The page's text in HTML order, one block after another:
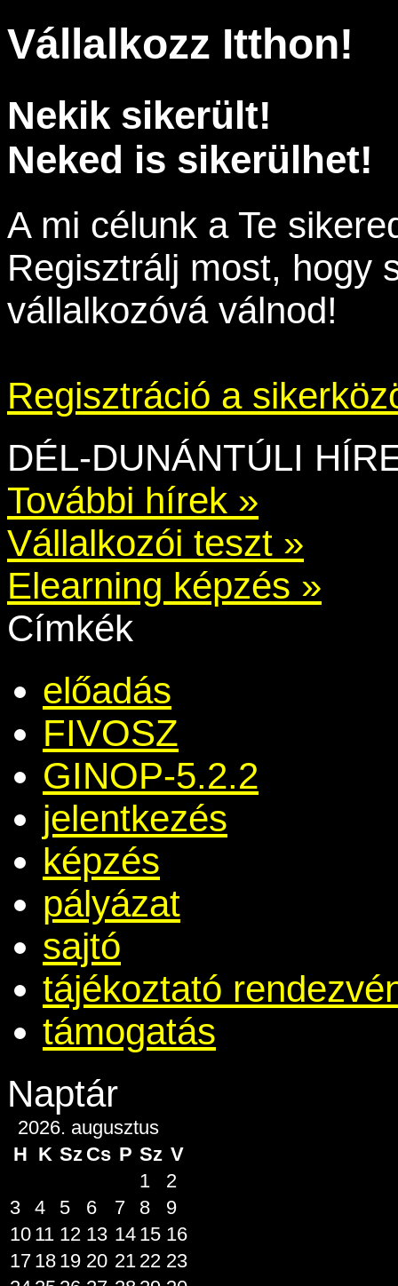
Vállalkozz Itthon!
Nekik sikerült!
Neked is sikerülhet!
A mi célunk a Te
Regisztrálj most, hogy
vállalkozóvá válnod!
Regisztráció a
DÉL-DUNÁNTÚLI
További hírek »
Vállalkozói teszt »
Elearning képzés »
Címkék
előadás
FIVOSZ
GINOP-5.2.2
jelentkezés
képzés
pályázat
sajtó
tájékoztató
támogatás
Naptár
2026. augusztus
H K Sz Cs P Sz V
1
2
3
4 5 6 7 8
9
10 11 12 13 14 15 16
17 18 19 20 21 22 23